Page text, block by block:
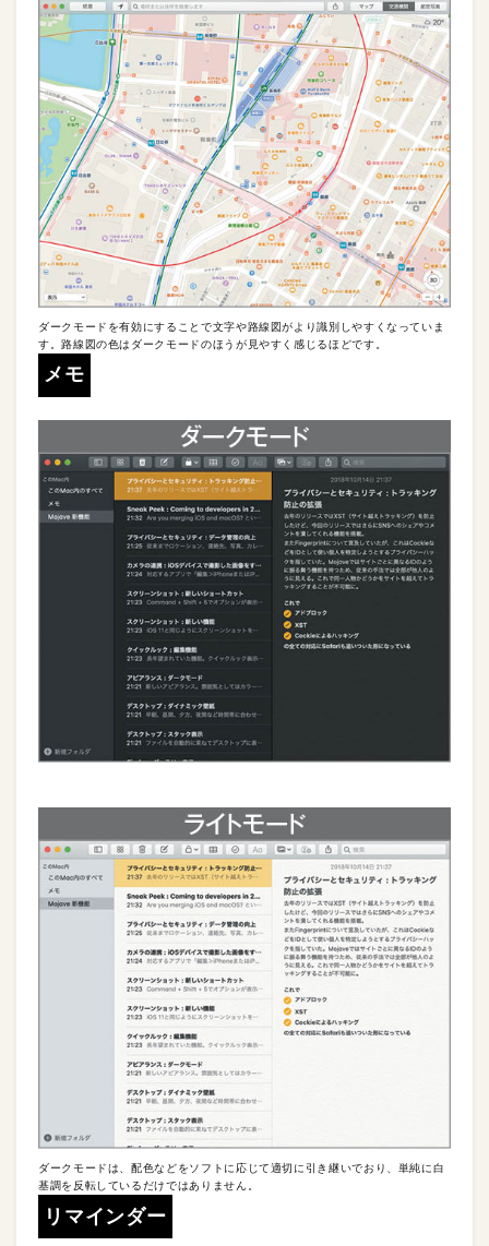
ダークモードを有効にすることで文字や路線図がより識別しやすくなっていま
す。路線図の色はダークモードのほうが見やすく感じるほどです。
メモ
ダークモードは、配色などをソフトに応じて適切に引き継いでおり、単純に白
基調を反転しているだけではありません。
リマインダー